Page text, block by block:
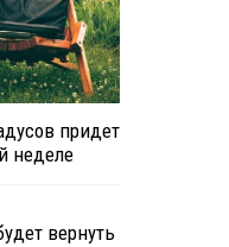
придет
неделе
вернуть